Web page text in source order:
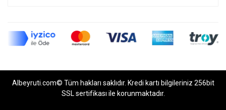
Albeyruti.com© Tüm hakları saklıdır. Kredi kartı bilgileriniz 256bit
SSL sertifikası ile korunmaktadır.